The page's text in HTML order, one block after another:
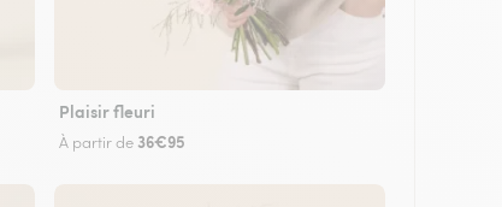
Plaisir fleuri
À partir de 36€95